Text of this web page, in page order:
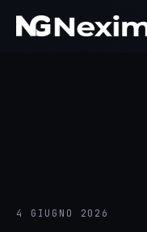
4 GIUGNO 2026